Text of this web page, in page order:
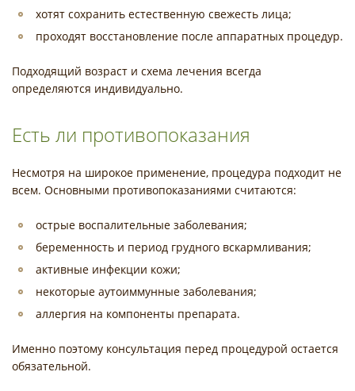
хотят сохранить естественную свежесть лица;
проходят восстановление после аппаратных процедур.
Подходящий возраст и схема лечения всегда
определяются индивидуально.
Есть ли противопоказания
Несмотря на широкое применение, процедура подходит не
всем. Основными противопоказаниями считаются:
острые воспалительные заболевания;
беременность и период грудного вскармливания;
активные инфекции кожи;
некоторые аутоиммунные заболевания;
аллергия на компоненты препарата.
Именно поэтому консультация перед процедурой остается
обязательной.